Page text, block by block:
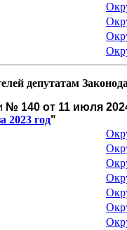
депутатам
№ 140 от 11 июля
2023 год"